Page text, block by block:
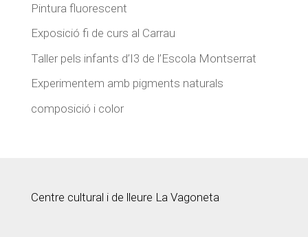
Pintura fluorescent
Exposició fi de curs al Carrau
Taller pels infants d’I3 de l’Escola Montserrat
Experimentem amb pigments naturals
composició i color
Centre cultural i de lleure La Vagoneta